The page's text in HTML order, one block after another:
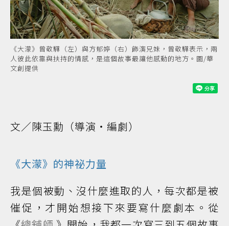
《大濛》曾敬驊（左）與方郁婷（右）飾演兄妹，曾敬驊表示，兩
人彼此依靠與扶持的情感，是這個故事最讓他感動的地方。圖/華
文創提供
文／陳玉勳（導演‧編劇）
《大濛》的神祕力量
我是個被動、沒什麼進取的人，每次都是被
催促，才開始想接下來要寫什麼劇本。從